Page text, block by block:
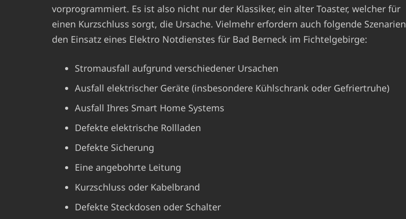
vorprogrammiert. Es ist also nicht nur der Klassiker, ein alter Toaster, welcher für
einen Kurzschluss sorgt, die Ursache. Vielmehr erfordern auch folgende Szenarien
den Einsatz eines Elektro Notdienstes für Bad Berneck im Fichtelgebirge:
Stromausfall aufgrund verschiedener Ursachen
Ausfall elektrischer Geräte (insbesondere Kühlschrank oder Gefriertruhe)
Ausfall Ihres Smart Home Systems
Defekte elektrische Rollladen
Defekte Sicherung
Eine angebohrte Leitung
Kurzschluss oder Kabelbrand
Defekte Steckdosen oder Schalter